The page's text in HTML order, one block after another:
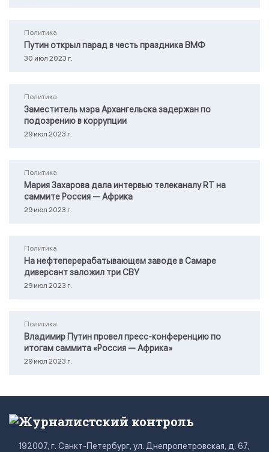
Политика
Путин открыл парад в честь праздника ВМФ
30 июл 2023 г.
Политика
Заместитель мэра Архангельска задержан по
подозрению в коррупции
29 июл 2023 г.
Политика
Мария Захарова дала интервью телеканалу RТ на
саммите Россия — Африка
29 июл 2023 г.
Политика
На нефтеперерабатывающем заводе в Самаре
диверсант заложил три СВУ
29 июл 2023 г.
Политика
Владимир Путин провел пресс-конференцию по
итогам саммита «Россия — Африка»
29 июл 2023 г.
Журналистский контроль
192007, г. Санкт-Петербург, ул. Днепропетровская, д. 67,